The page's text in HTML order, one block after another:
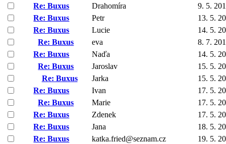
Re: Buxus
Drahomíra
9. 5.
Re: Buxus
Petr
13. 5.
Re: Buxus
Lucie
14. 5.
Re: Buxus
eva
8. 7.
Re: Buxus
Naďa
14. 5.
Re: Buxus
Jaroslav
15. 5.
Re: Buxus
Jarka
15. 5.
Re: Buxus
Ivan
17. 5.
Re: Buxus
Marie
17. 5.
Re: Buxus
Zdenek
17. 5.
Re: Buxus
Jana
18. 5.
Re: Buxus
katka.fried@seznam.cz
19. 5.